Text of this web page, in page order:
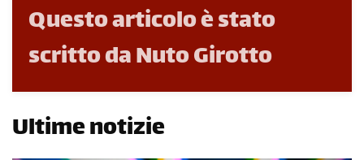
Questo articolo è stato
scritto da Nuto Girotto
Ultime notizie